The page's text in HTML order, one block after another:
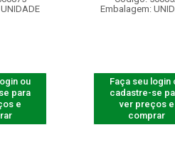
ou
para
e
Embalagem:
Faça seu login
cadastre-se
ver preços e
comprar